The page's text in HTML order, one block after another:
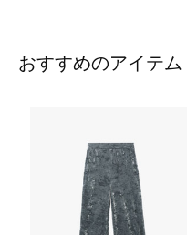
おすすめのアイテム